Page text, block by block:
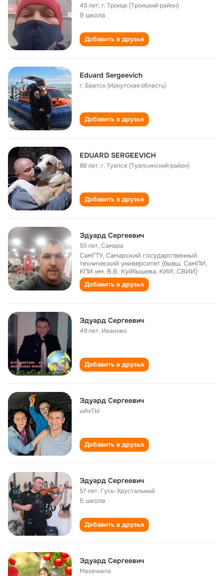
45 лет,г. Троицк (Троицкий район)
9 школа
Добавить в друзья
Eduard Sergeevich
г. Братск (Иркутская область)
Добавить в друзья
EDUARD SERGEEVICH
88 лет,г. Туапсе (Туапсинский район)
Добавить в друзья
Эдуард Сергеевич
55 лет,Самара
СамГТУ, Самарский государственный
технический университет (бывш. СамПИ,
КПИ им. В.В. Куйбышева, КИИ, СВИИ)
Добавить в друзья
Эдуард Сергеевич
49 лет, Иваново
Добавить в друзья
Эдуард Сергеевич
шАхТЫ
Добавить в друзья
Эдуард Сергеевич
57 лет, Гусь-Хрустальный
5 школа
Добавить в друзья
Эдуард Сергеевич
Махачкала